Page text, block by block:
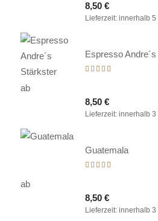
von 5
8,50 €
Lieferzeit: innerhalb 5
Espresso
von 5
ab
8,50 €
Lieferzeit: innerhalb 3
Guatemala
von 5
ab
8,50 €
Lieferzeit: innerhalb 3